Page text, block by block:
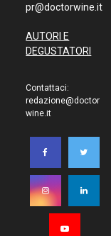
pr@doctorwine.it
AUTORI E
DEGUSTATORI
Contattaci:
redazione@doctor
wine.it